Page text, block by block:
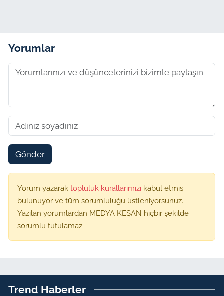
Yorumlar
Gönder
Yorum yazarak topluluk kurallarımızı kabul etmiş
bulunuyor ve tüm sorumluluğu üstleniyorsunuz.
Yazılan yorumlardan MEDYA KEŞAN hiçbir şekilde
sorumlu tutulamaz.
Trend Haberler